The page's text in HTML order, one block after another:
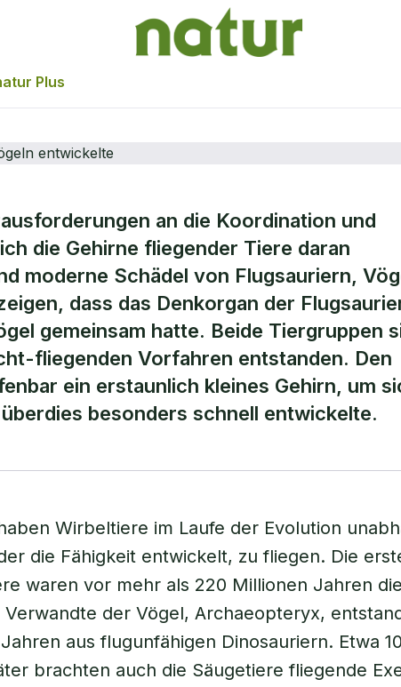
Plus
Gehirn von
und Vögeln
an die Koordination und
die Gehirne fliegender Tiere daran
moderne Schädel von Flugsauriern,
dass das Denkorgan der
gemeinsam hatte. Beide Tiergruppen
fliegenden Vorfahren entstanden. Den
ein erstaunlich kleines Gehirn, um
besonders schnell entwickelte.
Wirbeltiere im Laufe der Evolution
die Fähigkeit entwickelt, zu fliegen. Die
waren vor mehr als 220 Millionen Jahren
Verwandte der Vögel, Archaeopteryx,
aus flugunfähigen Dinosauriern. Etwa
brachten auch die Säugetiere fliegende